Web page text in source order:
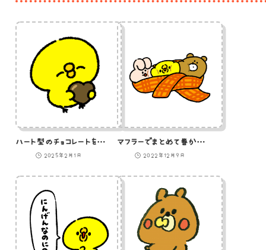
ハート型のチョコレートを持っているひよこ
2025年2月1日
マフラーでまとめて巻かれたうさぎひよこ熊
2022年12月9日